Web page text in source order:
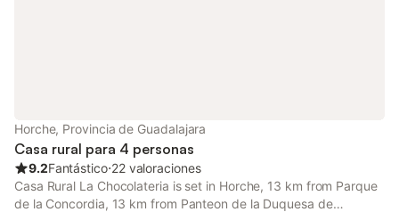
Horche, Provincia de Guadalajara
Casa rural para 4 personas
9.2Fantástico⋅22 valoraciones
Casa Rural La Chocolateria is set in Horche, 13 km from Parque
de la Concordia, 13 km from Panteon de la Duquesa de